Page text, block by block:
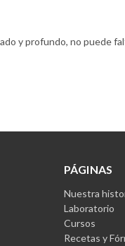
y profundo, no puede
PÁGINAS
Nuestra
Laboratorio
Cursos
Recetas y